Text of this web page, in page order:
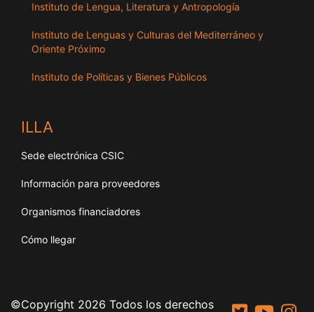
Instituto de Lengua, Literatura y Antropología
Instituto de Lenguas y Culturas del Mediterráneo y
Oriente Próximo
Instituto de Políticas y Bienes Públicos
ILLA
Sede electrónica CSIC
Información para proveedores
Organismos financiadores
Cómo llegar
©Copyright 2026 Todos los derechos